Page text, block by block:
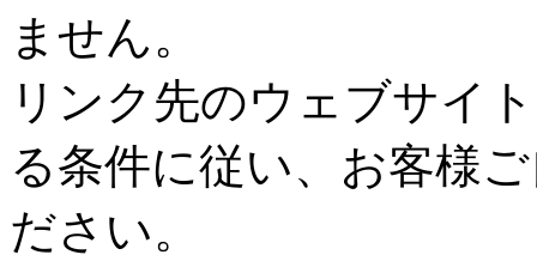
ません。
リンク先のウェブサイ
る条件に従い、お客様
ださい。